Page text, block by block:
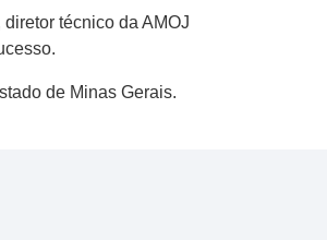
técnico da AMOJ
de Minas Gerais.